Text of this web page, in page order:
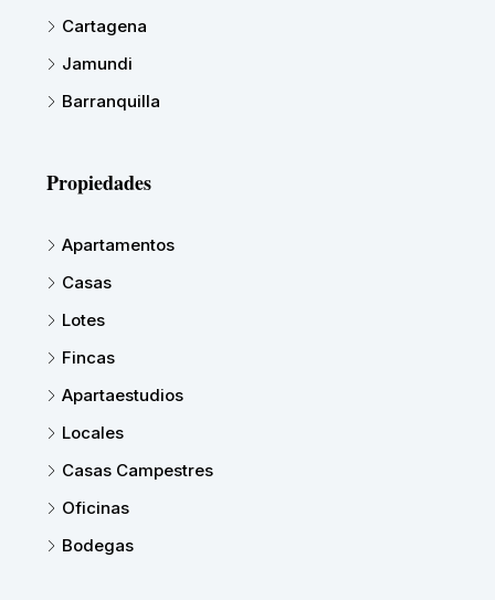
Cartagena
Jamundi
Barranquilla
Propiedades
Apartamentos
Casas
Lotes
Fincas
Apartaestudios
Locales
Casas Campestres
Oficinas
Bodegas